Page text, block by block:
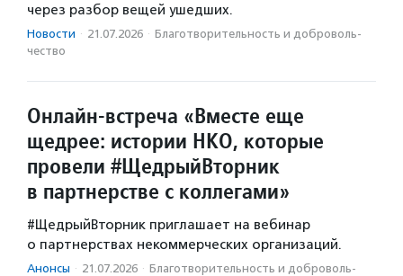
через разбор вещей ушедших.
Новости · 21.07.2026 · Благотвори­тель­ность и доброволь­
чест­во
Онлайн-встреча «Вместе еще
щедрее: истории НКО, которые
провели #ЩедрыйВторник
в партнерстве с коллегами»
#ЩедрыйВторник приглашает на вебинар
о партнерствах некоммерческих организаций.
Анонсы · 21.07.2026 · Благотвори­тель­ность и доброволь­